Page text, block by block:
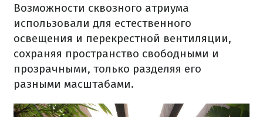
Возможности сквозного атриума
использовали для естественного
освещения и перекрестной вентиляции,
сохраняя пространство свободными и
прозрачными, только разделяя его
разными масштабами.